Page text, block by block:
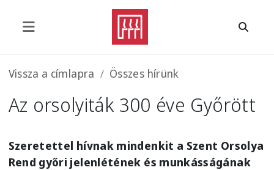
Morzsa
Vissza a címlapra Összes hírünk
Az orsolyiták 300 éve Győrött
Szeretettel hívnak mindenkit a Szent Orsolya
Rend győri jelenlétének és munkásságának